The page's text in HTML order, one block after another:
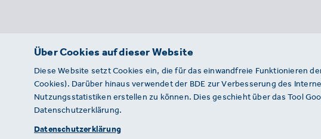
© 2026 · BDE
Über Cookies auf dieser Website
Diese Website setzt Cookies ein, die für das einwandfreie Funktionieren
Cookies). Darüber hinaus verwendet der BDE zur Verbesserung des
Nutzungsstatistiken erstellen zu können. Dies geschieht über das Tool
Datenschutzerklärung.
Datenschutzerklärung